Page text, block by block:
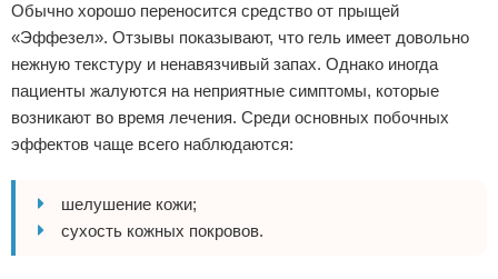
Обычно хорошо переносится средство от прыщей
«Эффезел». Отзывы показывают, что гель имеет довольно
нежную текстуру и ненавязчивый запах. Однако иногда
пациенты жалуются на неприятные симптомы, которые
возникают во время лечения. Среди основных побочных
эффектов чаще всего наблюдаются:
шелушение кожи;
сухость кожных покровов.